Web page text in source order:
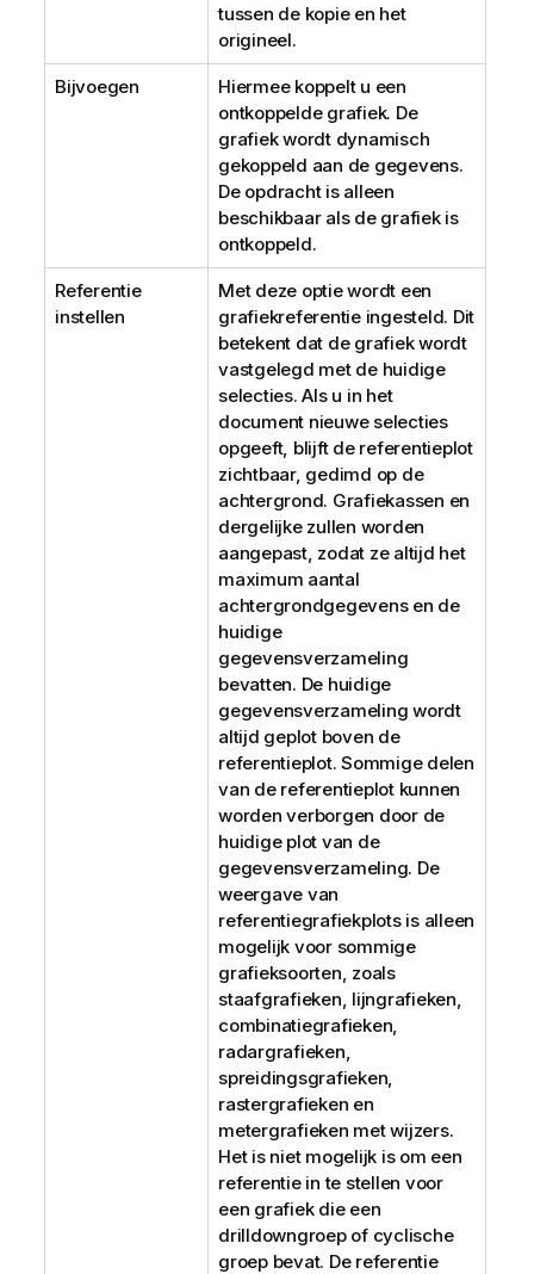
tussen de kopie en het
origineel.
Bijvoegen
Hiermee koppelt u een
ontkoppelde grafiek. De
grafiek wordt dynamisch
gekoppeld aan de gegevens.
De opdracht is alleen
beschikbaar als de grafiek is
ontkoppeld.
Referentie
instellen
Met deze optie wordt een
grafiekreferentie ingesteld. Dit
betekent dat de grafiek wordt
vastgelegd met de huidige
selecties. Als u in het
document nieuwe selecties
opgeeft, blijft de referentieplot
zichtbaar, gedimd op de
achtergrond. Grafiekassen en
dergelijke zullen worden
aangepast, zodat ze altijd het
maximum aantal
achtergrondgegevens en de
huidige
gegevensverzameling
bevatten. De huidige
gegevensverzameling wordt
altijd geplot boven de
referentieplot. Sommige delen
van de referentieplot kunnen
worden verborgen door de
huidige plot van de
gegevensverzameling. De
weergave van
referentiegrafiekplots is alleen
mogelijk voor sommige
grafieksoorten, zoals
staafgrafieken, lijngrafieken,
combinatiegrafieken,
radargrafieken,
spreidingsgrafieken,
rastergrafieken en
metergrafieken met wijzers.
Het is niet mogelijk is om een
referentie in te stellen voor
een grafiek die een
drilldowngroep of cyclische
groep bevat. De referentie